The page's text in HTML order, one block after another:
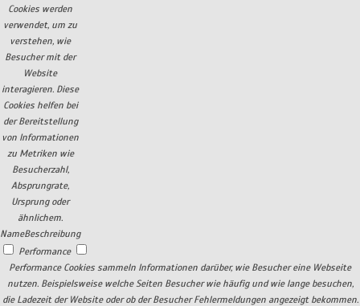
Cookies werden
verwendet, um zu
verstehen, wie
Besucher mit der
Website
interagieren. Diese
Cookies helfen bei
der Bereitstellung
von Informationen
zu Metriken wie
Besucherzahl,
Absprungrate,
Ursprung oder
ähnlichem.
NameBeschreibung
Performance
Performance Cookies sammeln Informationen darüber, wie Besucher eine Webseite
nutzen. Beispielsweise welche Seiten Besucher wie häufig und wie lange besuchen,
die Ladezeit der Website oder ob der Besucher Fehlermeldungen angezeigt bekommen.